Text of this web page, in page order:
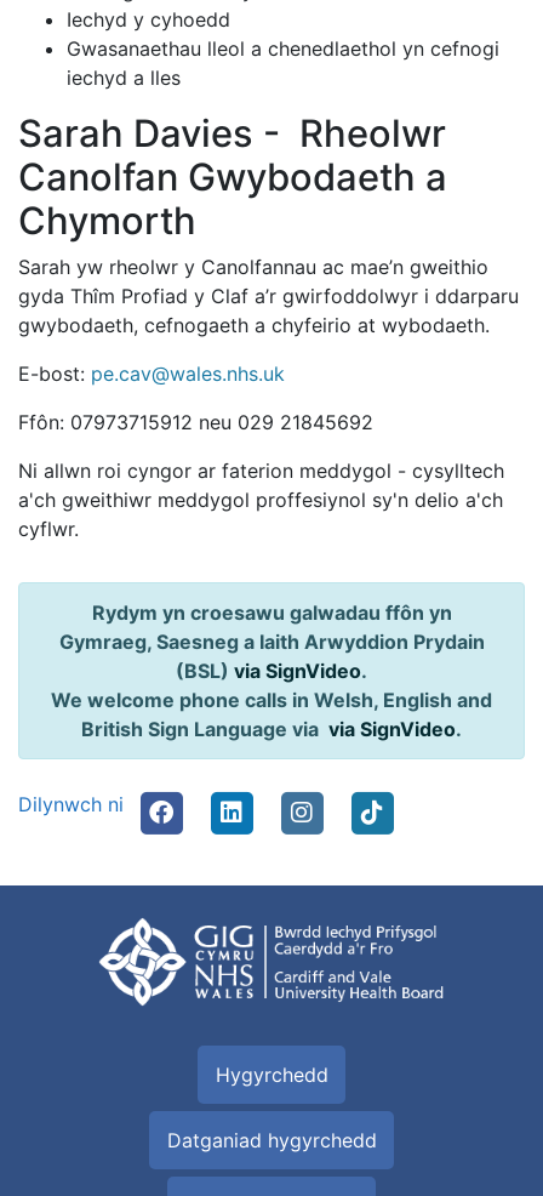
Iechyd y cyhoedd
Gwasanaethau lleol a chenedlaethol yn cefnogi
iechyd a lles
Sarah Davies - Rheolwr
Canolfan Gwybodaeth a
Chymorth
Sarah yw rheolwr y Canolfannau ac mae’n gweithio
gyda Thîm Profiad y Claf a’r gwirfoddolwyr i ddarparu
gwybodaeth, cefnogaeth a chyfeirio at wybodaeth.
E-bost: pe.cav@wales.nhs.uk
Ffôn: 07973715912 neu 029 21845692
Ni allwn roi cyngor ar faterion meddygol - cysylltech
a'ch gweithiwr meddygol proffesiynol sy'n delio a'ch
cyflwr.
Rydym yn croesawu galwadau ffôn yn
Gymraeg, Saesneg a Iaith Arwyddion Prydain
(BSL) via SignVideo.
We welcome phone calls in Welsh, English and
British Sign Language via via SignVideo.
Dilynwch ni
Hygyrchedd
Datganiad hygyrchedd